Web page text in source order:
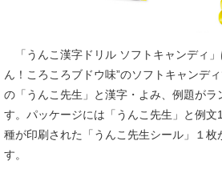
「うんこ漢字ドリル ソフトキャンディ」
ん！ころころブドウ味”のソフトキャンデ
の「うんこ先生」と漢字・よみ、例題がラ
す。パッケージには「うんこ先生」と例
種が印刷された「うんこ先生シール」１枚
す。